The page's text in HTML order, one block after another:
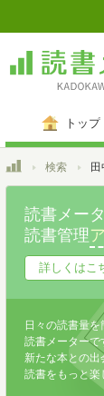
トップ
トップ検索 田
読書メー
読書管理
詳しくはこ
日々の読書量
読書メーターで
新たな本との出
読書をもっと楽